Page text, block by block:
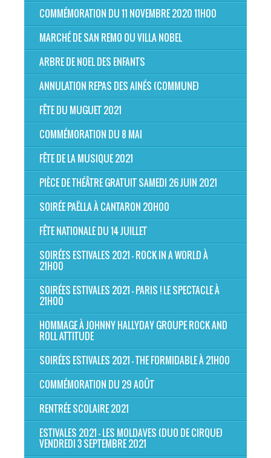
COMMÉMORATION DU 11 NOVEMBRE 2020 11H00
MARCHÉ DE SAN REMO OU VILLA NOBEL
ARBRE DE NOEL DES ENFANTS
ANNULATION REPAS DES AINÉS (COMMUNE)
FÊTE DU MUGUET 2021
COMMÉMORATION DU 8 MAI
FÊTE DE LA MUSIQUE 2021
PIÈCE DE THÉÂTRE GRATUIT SAMEDI 26 JUIN 2021
SOIRÉE PAËLLA À CANTARON 20H00
FÊTE NATIONALE DU 14 JUILLET
SOIRÉES ESTIVALES 2021 - ROCK IN A WORLD À
21H00
SOIRÉES ESTIVALES 2021 - PARIS ! LE SPECTACLE À
21H00
HOMMAGE À JOHNNY HALLYDAY GROUPE ROCK AND
ROLL ATTITUDE
SOIRÉES ESTIVALES 2021 - THE FORMIDABLE À 21H00
COMMÉMORATION DU 29 AOÛT
RENTRÉE SCOLAIRE 2021
ESTIVALES 2021 - LES MOLDAVES (DUO DE CIRQUE)
VENDREDI 3 SEPTEMBRE 2021